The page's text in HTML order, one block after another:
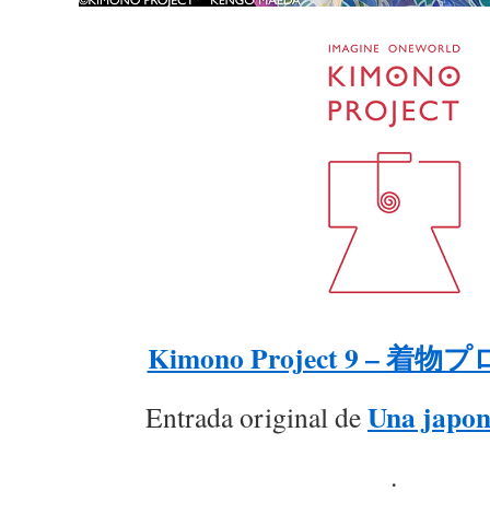
Kimono Project 9 – 着物プ
Entrada original deUna
.